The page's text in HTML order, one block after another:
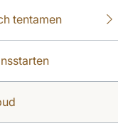
tentamen